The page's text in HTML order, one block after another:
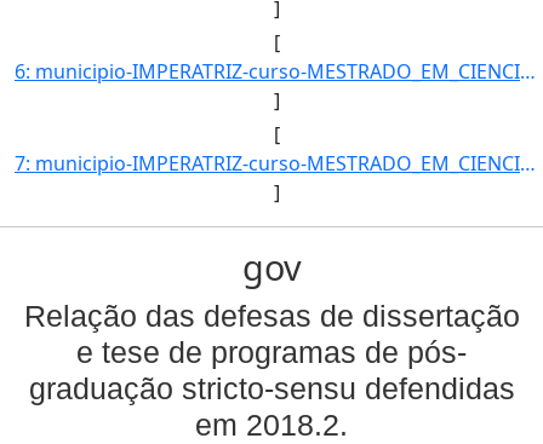
]
[
6: municipio-IMPERATRIZ-curso-MESTRADO_EM_CIENCIA_DOS_MATERIAIS-turno-Matutino_e_Vespertino-modalidade-]
]
[
7: municipio-IMPERATRIZ-curso-MESTRADO_EM_CIENCIA_DOS_MATERIAIS-turno-Matutino_e_Vespertino-modalidade-]
]
gov
Relação das defesas de dissertação
e tese de programas de pós-
graduação stricto-sensu defendidas
em 2018.2.